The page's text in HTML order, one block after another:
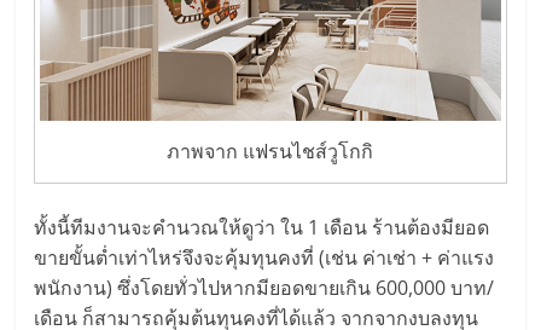
ศูนย์
ไชส์
พร้อม
ทำเล
สำหรับ
เปิด
ภาพจาก แฟรนไชส์วูโกกิ
ทั้งนี้ทีมงานจะคำนวณให้ดูว่า ใน 1 เดือน ร้านต้องมียอด
ขายขั้นต่ำเท่าไหร่จึงจะคุ้มทุนคงที่ (เช่น ค่าเช่า + ค่าแรง
พนักงาน) ซึ่งโดยทั่วไปหากมียอดขายเกิน 600,000 บาท/
เดือน ก็สามารถคุ้มต้นทุนคงที่ได้แล้ว จากจากงบลงทุน